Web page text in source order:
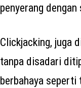
penyerang
Clickjacking, juga
tanpa disadari
berbahaya seperti